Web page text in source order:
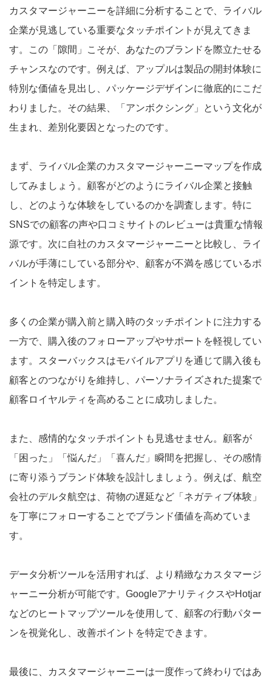
カスタマージャーニーを詳細に分析することで、ライバル
企業が見逃している重要なタッチポイントが見えてきま
す。この「隙間」こそが、あなたのブランドを際立たせる
チャンスなのです。例えば、アップルは製品の開封体験に
特別な価値を見出し、パッケージデザインに徹底的にこだ
わりました。その結果、「アンボクシング」という文化が
生まれ、差別化要因となったのです。
まず、ライバル企業のカスタマージャーニーマップを作成
してみましょう。顧客がどのようにライバル企業と接触
し、どのような体験をしているのかを調査します。特に
SNSでの顧客の声や口コミサイトのレビューは貴重な情報
源です。次に自社のカスタマージャーニーと比較し、ライ
バルが手薄にしている部分や、顧客が不満を感じているポ
イントを特定します。
多くの企業が購入前と購入時のタッチポイントに注力する
一方で、購入後のフォローアップやサポートを軽視してい
ます。スターバックスはモバイルアプリを通じて購入後も
顧客とのつながりを維持し、パーソナライズされた提案で
顧客ロイヤルティを高めることに成功しました。
また、感情的なタッチポイントも見逃せません。顧客が
「困った」「悩んだ」「喜んだ」瞬間を把握し、その感情
に寄り添うブランド体験を設計しましょう。例えば、航空
会社のデルタ航空は、荷物の遅延など「ネガティブ体験」
を丁寧にフォローすることでブランド価値を高めていま
す。
データ分析ツールを活用すれば、より精緻なカスタマージ
ャーニー分析が可能です。GoogleアナリティクスやHotjar
などのヒートマップツールを使用して、顧客の行動パター
ンを視覚化し、改善ポイントを特定できます。
最後に、カスタマージャーニーは一度作って終わりではあ